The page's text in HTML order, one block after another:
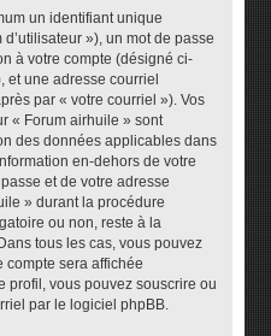
un identifiant unique
»), un mot de passe
à votre compte (désigné ci-
et une adresse courriel
par « votre courriel »). Vos
« Forum airhuile » sont
des données applicables dans
en-dehors de votre
et de votre adresse
» durant la procédure
ou non, reste à la
tous les cas, vous pouvez
compte sera affichée
profil, vous pouvez souscrire ou
par le logiciel phpBB.